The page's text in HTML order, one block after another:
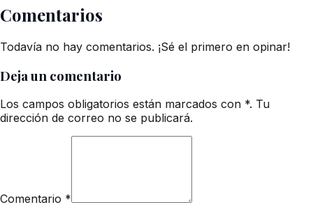
Comentarios
Todavía no hay comentarios. ¡Sé el primero en opinar!
Deja un comentario
Los campos obligatorios están marcados con *. Tu
dirección de correo no se publicará.
Comentario *